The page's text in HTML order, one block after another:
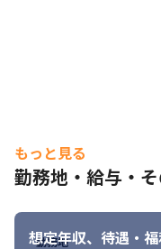
もっと見る
勤務地・給与・
想定年収、待遇・福
勤務地